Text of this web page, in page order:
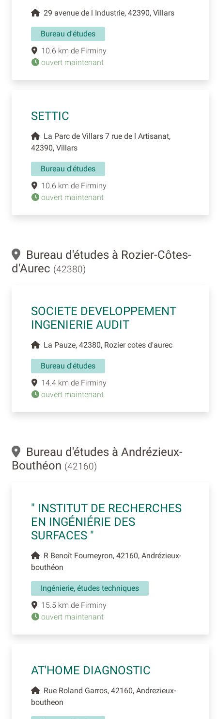
29 avenue de l Industrie, 42390, Villars
Bureau d'études
10.6 km de Firminy
ouvert maintenant
SETTIC
La Parc de Villars 7 rue de l Artisanat,
42390, Villars
Bureau d'études
10.6 km de Firminy
ouvert maintenant
Bureau d'études à Rozier-Côtes-
d'Aurec (42380)
SOCIETE DEVELOPPEMENT
INGENIERIE AUDIT
La Pauze, 42380, Rozier cotes d'aurec
Bureau d'études
14.4 km de Firminy
ouvert maintenant
Bureau d'études à Andrézieux-
Bouthéon (42160)
" INSTITUT DE RECHERCHES
EN INGÉNIÉRIE DES
SURFACES "
R Benoît Fourneyron, 42160, Andrézieux-
bouthéon
Ingénierie, études techniques
15.5 km de Firminy
ouvert maintenant
AT'HOME DIAGNOSTIC
Rue Roland Garros, 42160, Andrezieux-
boutheon